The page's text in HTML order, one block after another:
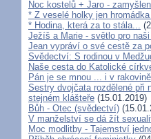
Noc kostelů + Jaro -
* Z veselé holky jen
* Hodina, která za to stála...
Ježíš a Marie - světlo pro
Jean vypráví o své cestě za
Svědectví: S rodinou v
Naše cesta do Katolické
Pán je se mnou ... i v
Sestry dvojčata rozdělené při
stejném klášteře (15.01.2019)
Bůh - Otec (svědectví)
V manželství se dá žít
Moc modlitby - Tajemství